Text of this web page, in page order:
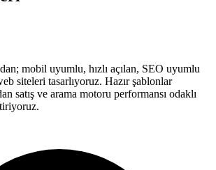
mobil uyumlu, hızlı açılan, SEO uyumlu
siteleri tasarlıyoruz. Hazır şablonlar
satış ve arama motoru performansı odaklı